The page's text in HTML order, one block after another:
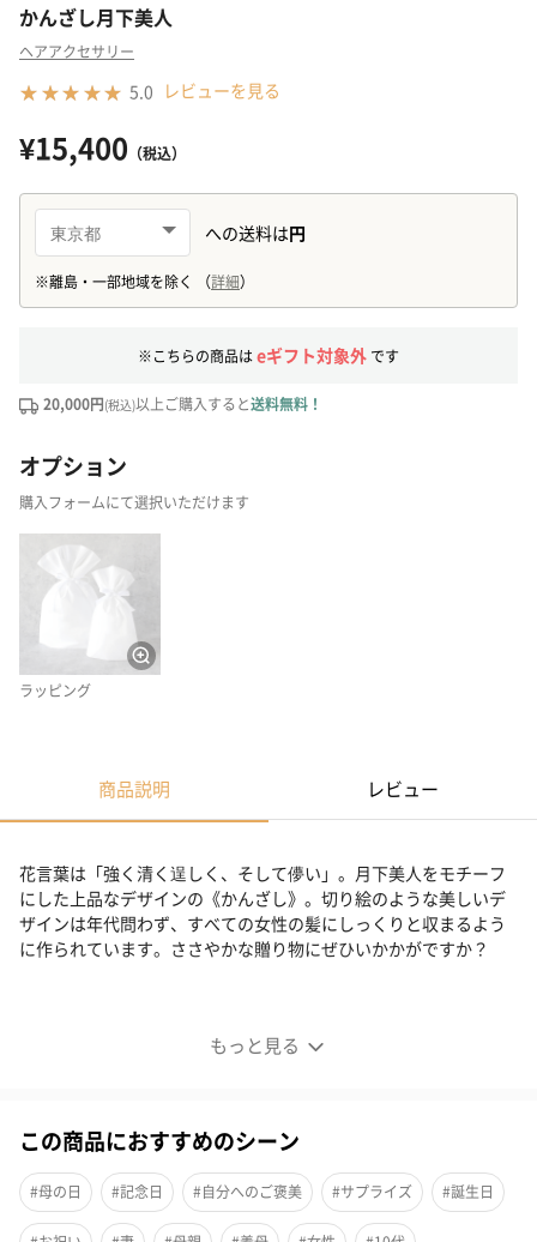
かんざし月下美人
ヘアアクセサリー
5.0 レビューを見る
¥15,400 （税込）
※こちらの商品はeギフト対象外 です
20,000円(税込)以上ご購入すると送料無料！
オプション
購入フォームにて選択いただけます
ラッピング
商品説明 レビュー
もっと見る
花言葉は「強く清く逞しく、そして儚い」。月下美人をモチーフ
にした上品なデザインの《かんざし》。切り絵のような美しいデ
ザインは年代問わず、すべての女性の髪にしっくりと収まるよう
に作られています。ささやかな贈り物にぜひいかかがですか？
この商品におすすめのシーン
#母の日 #記念日 #自分へのご褒美 #サプライズ #誕生日